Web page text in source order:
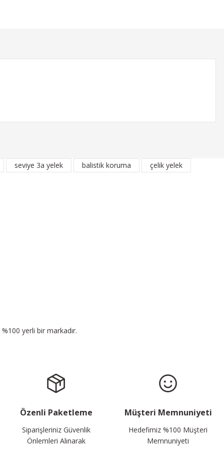
seviye 3a yelek balistik koruma
çelik yelek
yerli bir markadır.
Özenli Paketleme
Siparişleriniz Güvenlik
Önlemleri Alınarak
Müşteri Memnuniyeti
Hedefimiz %100 Müşteri
Memnuniyeti